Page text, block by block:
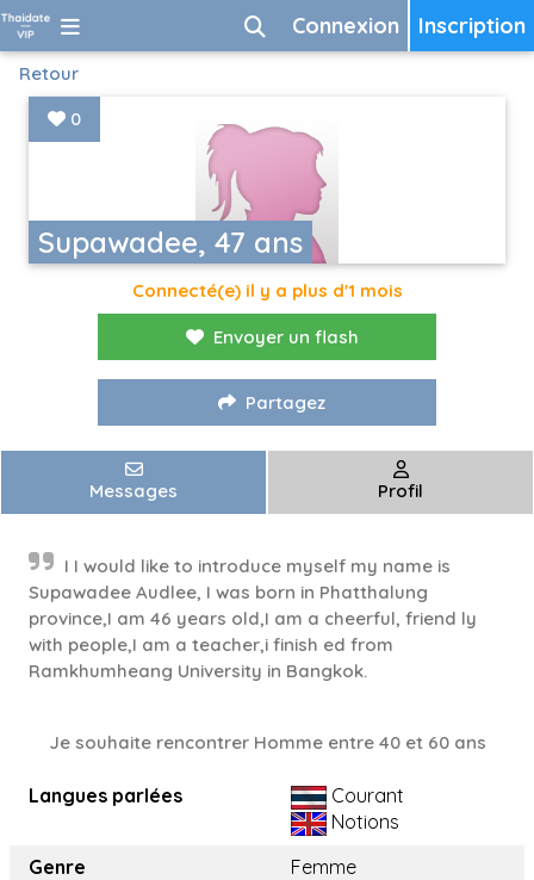
Inscription
Connexion
Retour
Supawadee, 47 ans
0
Connecté(e) il y a plus d'1 mois
Envoyer un flash
Partagez
Messages Profil
I I would like to introduce myself my name is
Supawadee Audlee, I was born in Phatthalung
province,I am 46 years old,I am a cheerful, friend ly
with people,I am a teacher,i finish ed from
Ramkhumheang University in Bangkok.
Je souhaite rencontrer Homme entre 40 et 60 ans
Langues parlées
Courant
Notions
Genre
Femme